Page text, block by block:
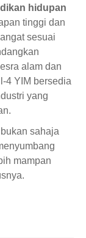
hidupan
tinggi dan
sesuai
alam dan
4 YIM bersedia
yang
.
sahaja
mampan